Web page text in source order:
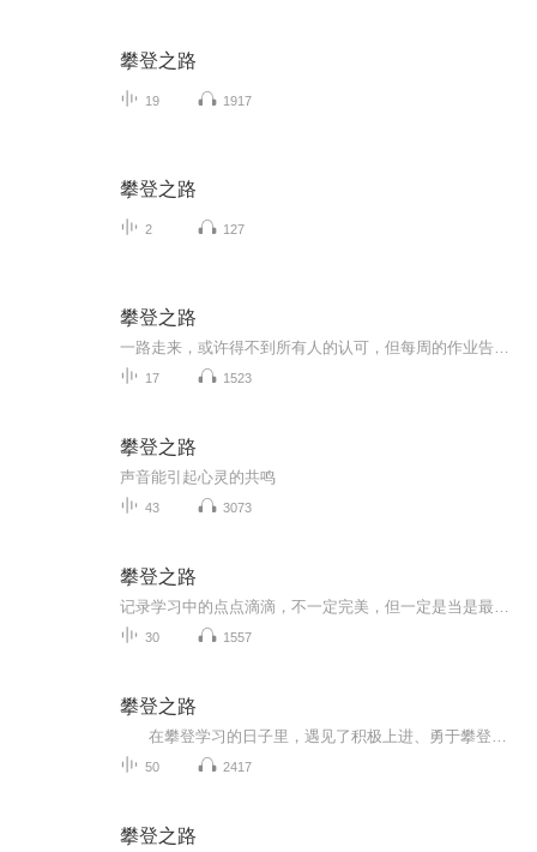
攀登之路
19 1917
攀登之路
2 127
攀登之路
17 1523
攀登之路
声音能引起心灵的共鸣
43 3073
攀登之路
30 1557
攀登之路
50 2417
攀登之路